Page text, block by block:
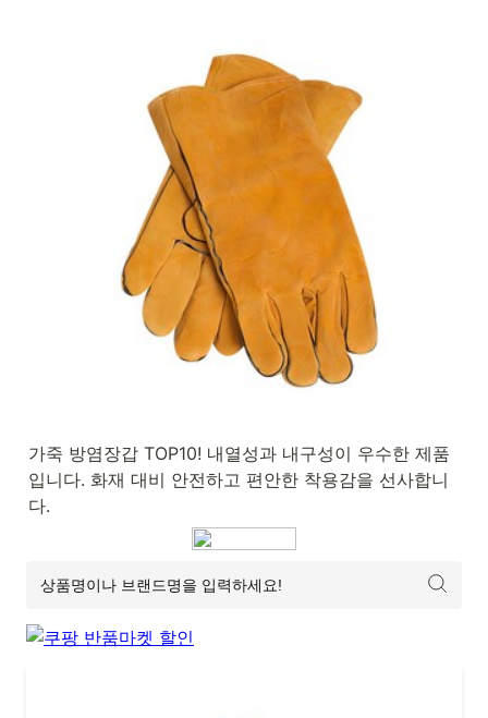
가죽 방염장갑 TOP10! 내열성과 내구성이 우수한 제품
입니다. 화재 대비 안전하고 편안한 착용감을 선사합니
다.